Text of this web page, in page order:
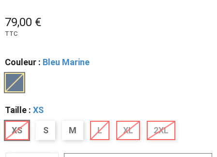
79,00 €
TTC
Couleur : Bleu Marine
Taille : XS
XS
S M L XL 2XL